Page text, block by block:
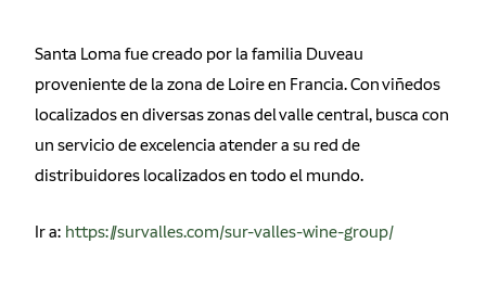
Santa Loma fue creado por la familia Duveau
proveniente de la zona de Loire en Francia. Con viñedos
localizados en diversas zonas del valle central, busca con
un servicio de excelencia atender a su red de
distribuidores localizados en todo el mundo.
Ir a: https://survalles.com/sur-valles-wine-group/